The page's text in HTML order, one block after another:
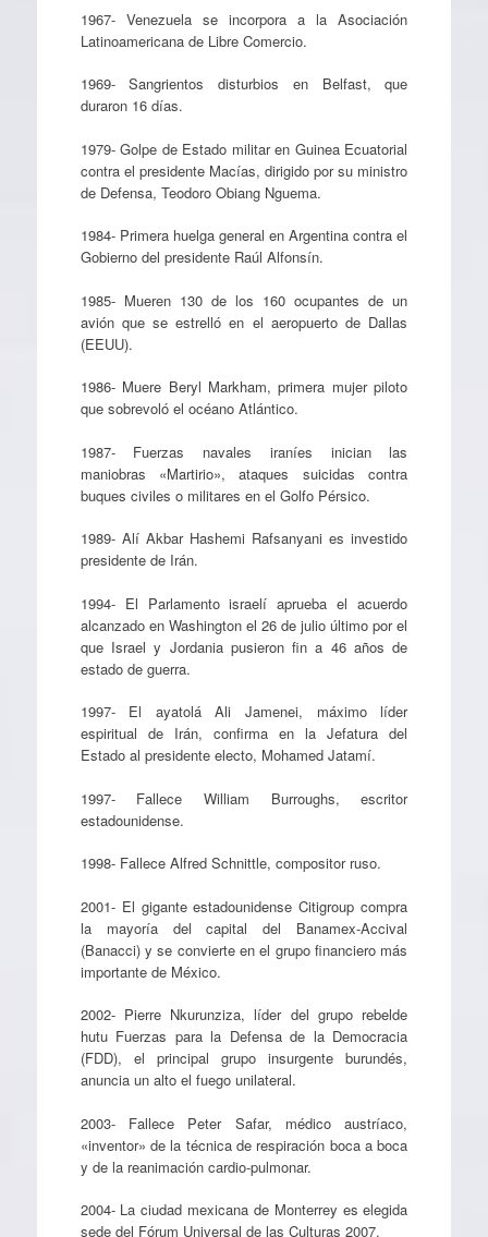
1967- Venezuela se incorpora a la Asociación
Latinoamericana de Libre Comercio.
1969- Sangrientos disturbios en Belfast, que
duraron 16 días.
1979- Golpe de Estado militar en Guinea Ecuatorial
contra el presidente Macías, dirigido por su ministro
de Defensa, Teodoro Obiang Nguema.
1984- Primera huelga general en Argentina contra el
Gobierno del presidente Raúl Alfonsín.
1985- Mueren 130 de los 160 ocupantes de un
avión que se estrelló en el aeropuerto de Dallas
(EEUU).
1986- Muere Beryl Markham, primera mujer piloto
que sobrevoló el océano Atlántico.
1987- Fuerzas navales iraníes inician las
maniobras «Martirio», ataques suicidas contra
buques civiles o militares en el Golfo Pérsico.
1989- Alí Akbar Hashemi Rafsanyani es investido
presidente de Irán.
1994- El Parlamento israelí aprueba el acuerdo
alcanzado en Washington el 26 de julio último por el
que Israel y Jordania pusieron fin a 46 años de
estado de guerra.
1997- El ayatolá Ali Jamenei, máximo líder
espiritual de Irán, confirma en la Jefatura del
Estado al presidente electo, Mohamed Jatamí.
1997- Fallece William Burroughs, escritor
estadounidense.
1998- Fallece Alfred Schnittle, compositor ruso.
2001- El gigante estadounidense Citigroup compra
la mayoría del capital del Banamex-Accival
(Banacci) y se convierte en el grupo financiero más
importante de México.
2002- Pierre Nkurunziza, líder del grupo rebelde
hutu Fuerzas para la Defensa de la Democracia
(FDD), el principal grupo insurgente burundés,
anuncia un alto el fuego unilateral.
2003- Fallece Peter Safar, médico austríaco,
«inventor» de la técnica de respiración boca a boca
y de la reanimación cardio-pulmonar.
2004- La ciudad mexicana de Monterrey es elegida
sede del Fórum Universal de las Culturas 2007.